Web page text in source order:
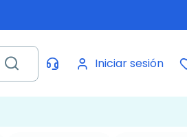
Iniciar sesión